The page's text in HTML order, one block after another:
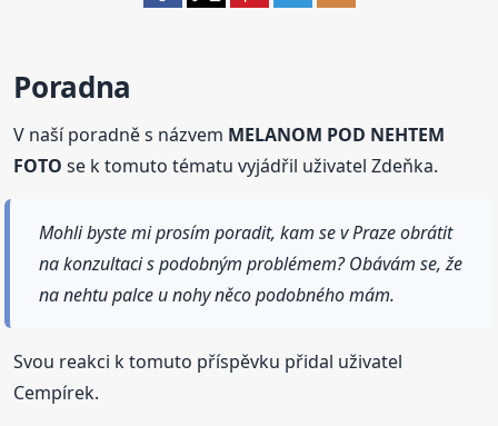
Poradna
V naší poradně s názvem MELANOM POD NEHTEM
FOTO se k tomuto tématu vyjádřil uživatel Zdeňka.
Mohli byste mi prosím poradit, kam se v Praze obrátit
na konzultaci s podobným problémem? Obávám se, že
na nehtu palce u nohy něco podobného mám.
Svou reakci k tomuto příspěvku přidal uživatel
Cempírek.